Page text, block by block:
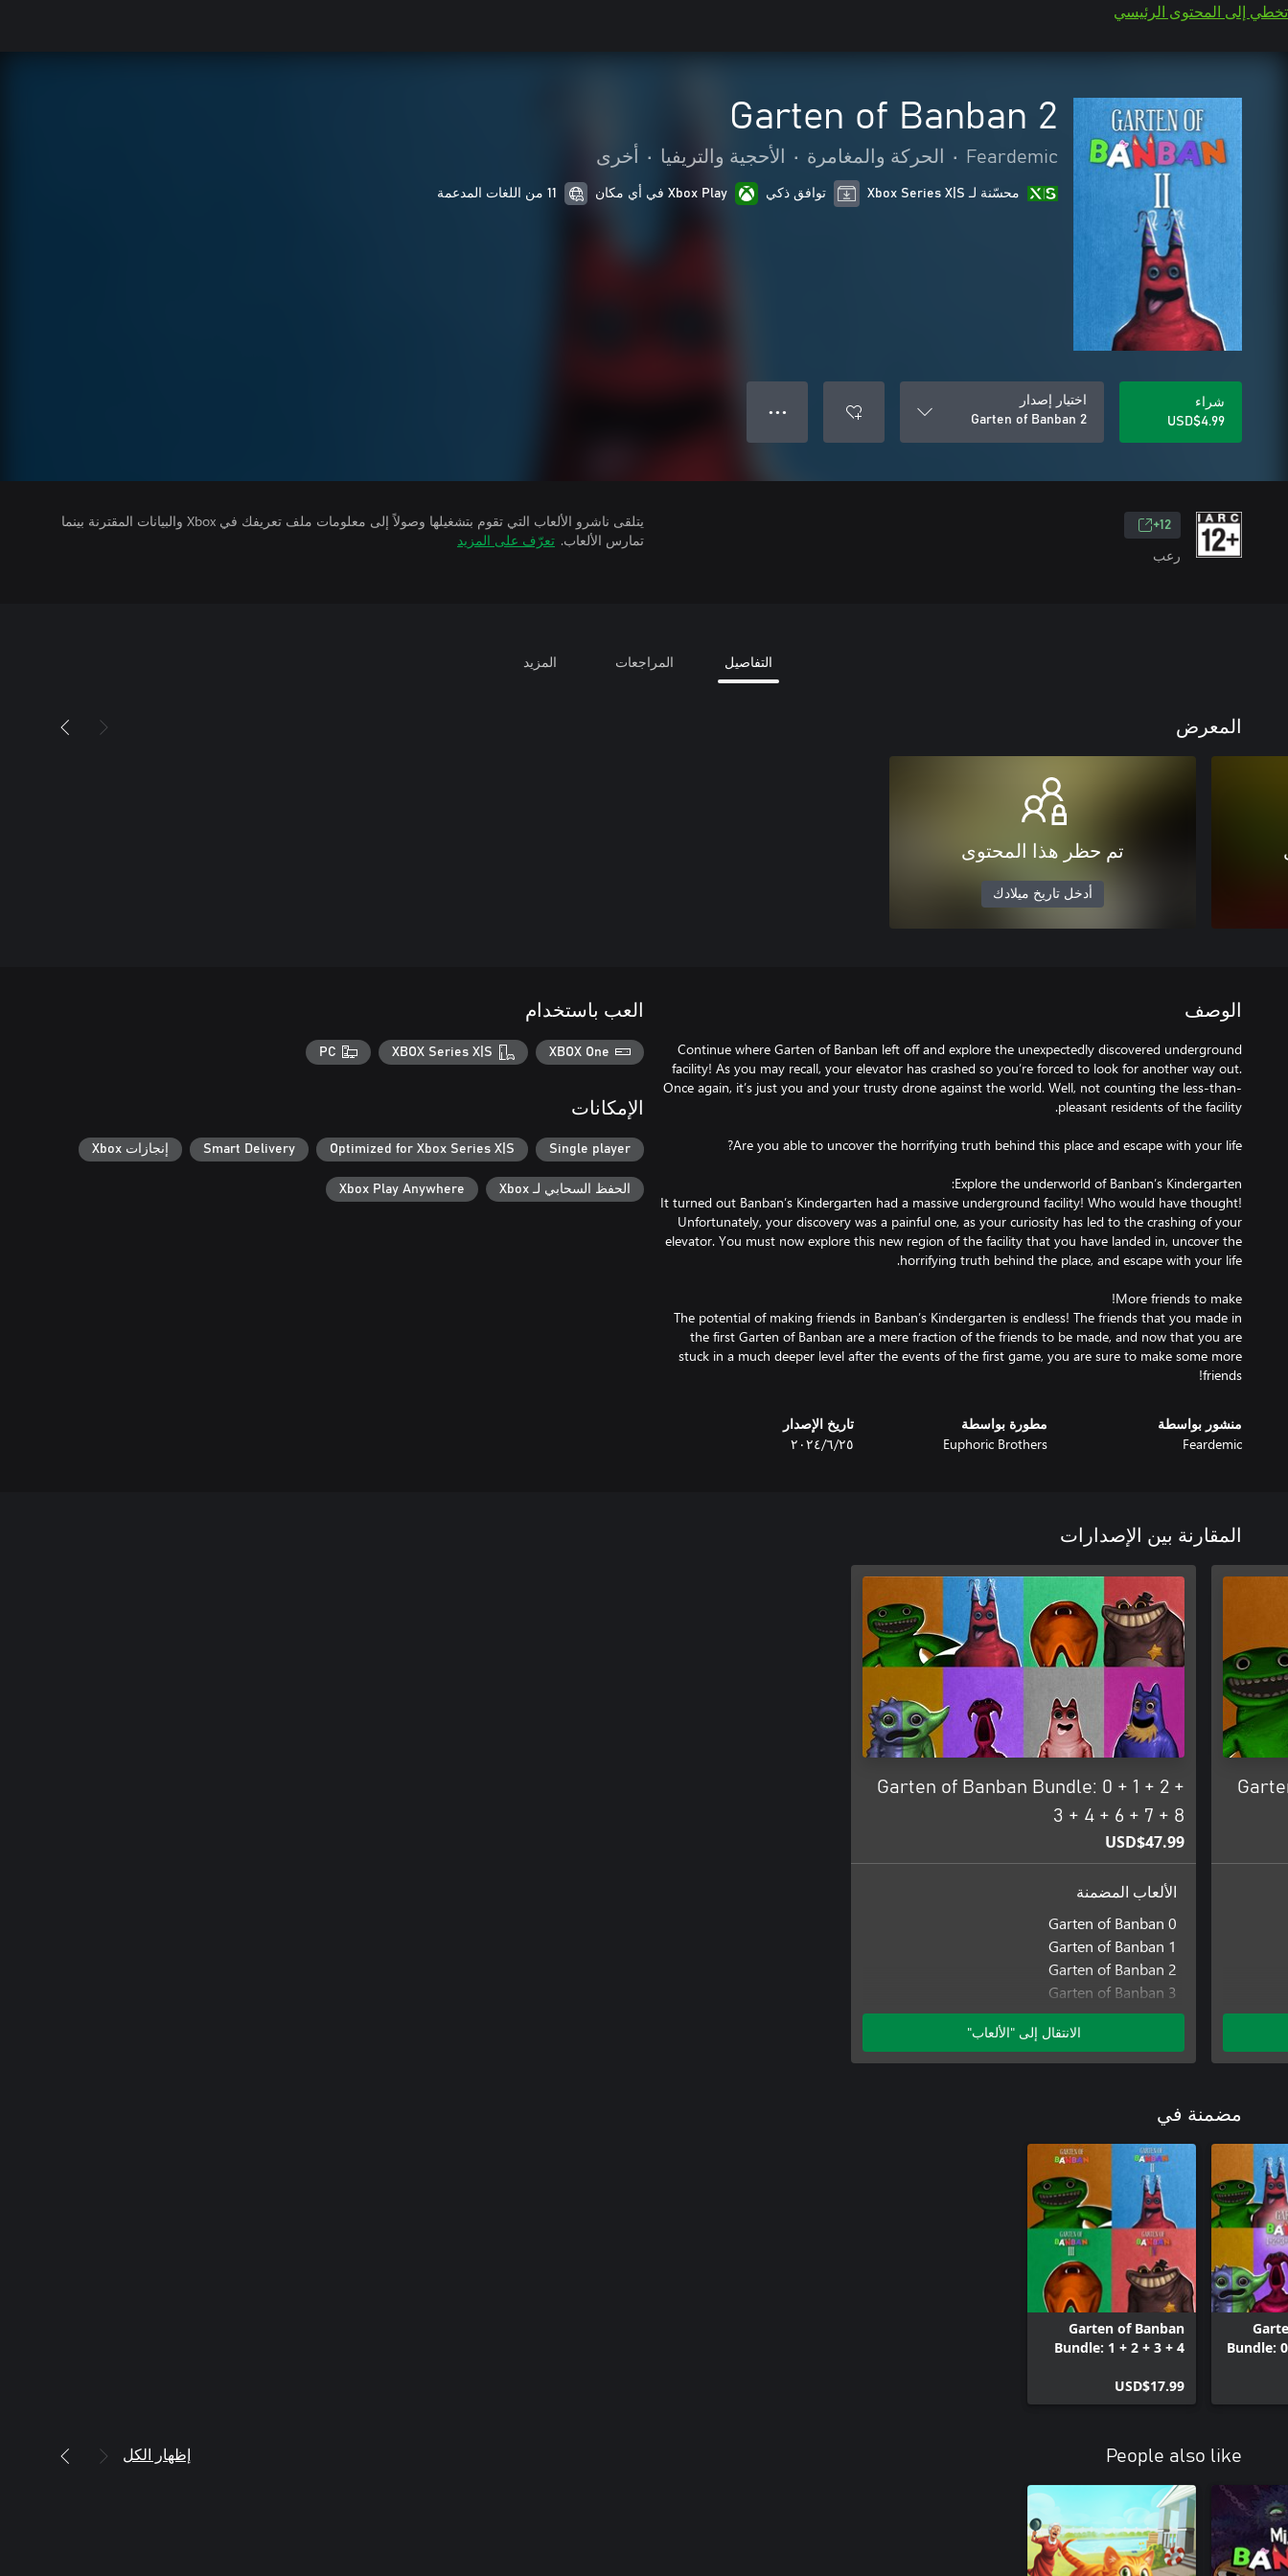
تخطي إلى المحتوى الرئيسي
Garten of Banban 2
Feardemic
• الحركة والمغامرة • الأحجية والتريفيا • أخرى
محسّنة لـ Xbox Series X|S توافق ذكي Xbox Play في أي مكان 11 من اللغات المدعمة
شراء
USD$4.99
اختيار إصدار
Garten of Banban 2
● ● ●
12+
رعب
يتلقى ناشرو الألعاب التي تقوم بتشغيلها وصولاً إلى معلومات ملف تعريفك في Xbox والبيانات المقترنة بينما
تمارس الألعاب. تعرّف على المزيد
التفاصيل المراجعات المزيد
المعرض
تم حظر هذا المحتوى
أدخل تاريخ ميلادك
الوصف
Continue where Garten of Banban left off and explore the unexpectedly discovered underground
facility! As you may recall, your elevator has crashed so you’re forced to look for another way out.
Once again, it’s just you and your trusty drone against the world. Well, not counting the less-than-
It turned out Banban’s Kindergarten had a massive underground facility! Who would have thought!
Unfortunately, your discovery was a painful one, as your curiosity has led to the crashing of your
elevator. You must now explore this new region of the facility that you have landed in, uncover the
The potential of making friends in Banban’s Kindergarten is endless! The friends that you made in
the first Garten of Banban are a mere fraction of the friends to be made, and now that you are
stuck in a much deeper level after the events of the first game, you are sure to make some more
friends!
منشور بواسطة
Feardemic
مطورة بواسطة
Euphoric Brothers
تاريخ الإصدار
٢٥‏/٦‏/٢٠٢٤
العب باستخدام
XBOX One
XBOX Series X|S
PC
الإمكانات
Single player
Optimized for Xbox Series X|S
Smart Delivery إنجازات Xbox
الحفظ السحابي لـ Xbox Xbox Play Anywhere
المقارنة بين الإصدارات
Garten of Banban Bundle: 0 + 1 + 2 +
3 + 4 + 6 + 7 + 8
USD$47.99
الألعاب المضمنة
Garten of Banban 0
Garten of Banban 1
Garten of Banban 2
Garten of Banban 3
Garten of Banban 4
Garten of Banban 6
Garten of Banban 7
الانتقال إلى "الألعاب"
مضمنة في
Bundle:
Garten of Banban
Bundle: 1 + 2 + 3 + 4
USD$17.99
People also like إظهار الكل